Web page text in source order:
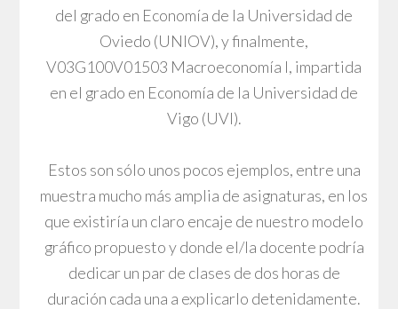
del grado en Economía de la Universidad de
Oviedo (UNIOV), y finalmente,
V03G100V01503 Macroeconomía I, impartida
en el grado en Economía de la Universidad de
Vigo (UVI).
Estos son sólo unos pocos ejemplos, entre una
muestra mucho más amplia de asignaturas, en los
que existiría un claro encaje de nuestro modelo
gráfico propuesto y donde el/la docente podría
dedicar un par de clases de dos horas de
duración cada una a explicarlo detenidamente.